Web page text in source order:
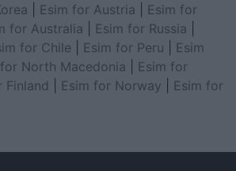
Esim for Austria
Esim for
for Australia Esim for Russia
for Chile Esim for Peru
Esim
North Macedonia
Esim for
Finland Esim for Norway
Esim for